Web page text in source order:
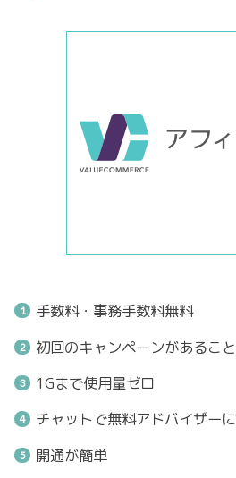
手数料・事務手数料無料
初回のキャンペーンがあるこ
1Gまで使用量ゼロ
チャットで無料アドバイザー
開通が簡単